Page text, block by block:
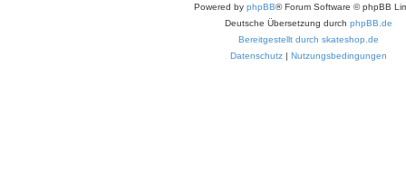
Powered by phpBB® Forum Software © phpBB
Deutsche Übersetzung durch phpBB.de
Bereitgestellt durch skateshop.de
Datenschutz | Nutzungsbedingungen